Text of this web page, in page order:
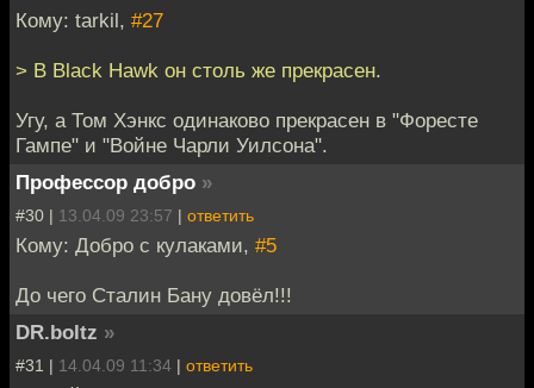
Кому: tarkil, #27
> В Black Hawk он столь же прекрасен.
Угу, а Том Хэнкс одинаково прекрасен в "Форесте
Гампе" и "Войне Чарли Уилсона".
Профессор добро »
#30 | 13.04.09 23:57 | ответить
Кому: Добро с кулаками, #5
До чего Сталин Бану довёл!!!
DR.boltz »
#31 | 14.04.09 11:34 | ответить